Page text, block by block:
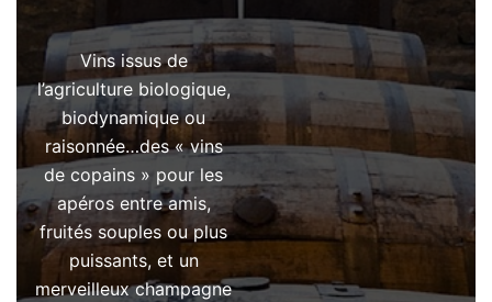
Vins issus de
l’agriculture biologique,
biodynamique ou
raisonnée…des « vins
de copains » pour les
apéros entre amis,
fruités souples ou plus
puissants, et un
merveilleux champagne